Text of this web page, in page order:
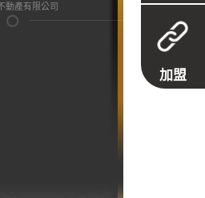
加盟
動產有限公司